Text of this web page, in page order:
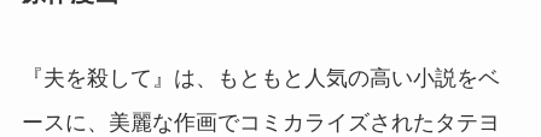
『夫を殺して』は、もともと人気の高い小説をベ
ースに、美麗な作画でコミカライズされたタテヨ